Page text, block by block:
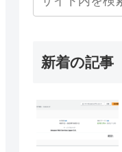
新着の記事